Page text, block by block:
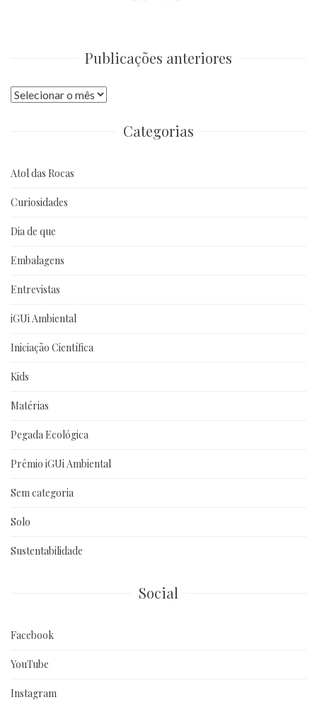
Publicações anteriores
Publicações
Categorias
Atol das Rocas
Curiosidades
Dia de que
Embalagens
Entrevistas
iGUi Ambiental
Iniciação Científica
Kids
Matérias
Pegada Ecológica
Prêmio iGUi Ambiental
Sem categoria
Solo
Sustentabilidade
Social
Facebook
YouTube
Instagram